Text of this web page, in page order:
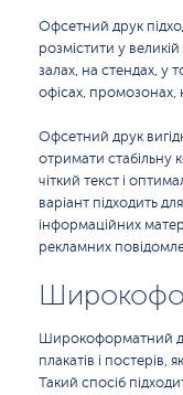
Офсетний друк
розмістити у
залах, на стендах, у
офісах, промозонах,
Офсетний друк
отримати стабільну
чіткий текст і
варіант підходить
інформаційних
рекламних
Широкоформатний
плакатів і постерів,
Такий спосіб